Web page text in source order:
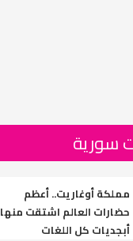
سورية
مملكة أوغاريت.. أعظم
حضارات العالم اشتقت منها
أبجديات كل اللغات